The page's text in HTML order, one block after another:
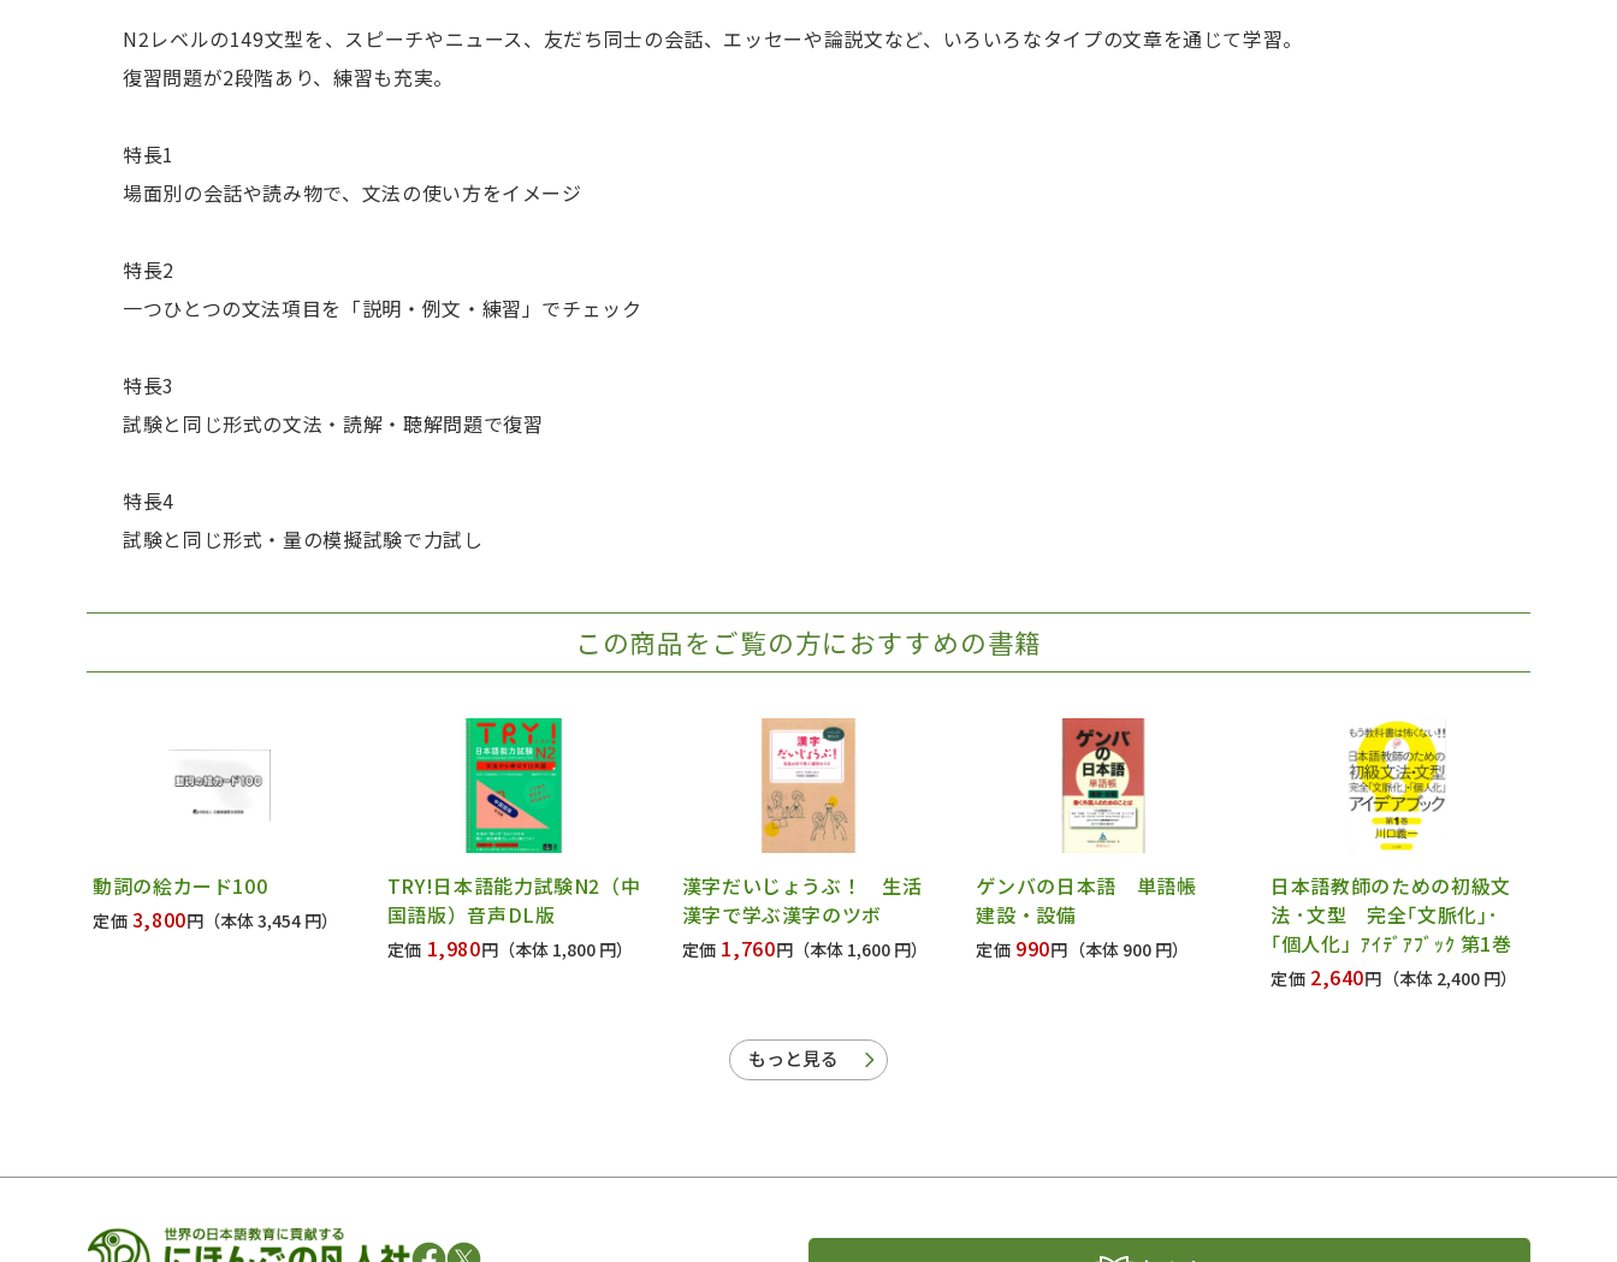
N2レベルの149文型を、スピーチやニュース、友だち同士の会話、エッセーや論説文など、いろいろなタイプの文章を通じて学習。
復習問題が2段階あり、練習も充実。
特長1
場面別の会話や読み物で、文法の使い方をイメージ
特長2
一つひとつの文法項目を「説明・例文・練習」でチェック
特長3
試験と同じ形式の文法・読解・聴解問題で復習
特長4
試験と同じ形式・量の模擬試験で力試し
この商品をご覧の方におすすめの書籍
動詞の絵カード100
定価 3,800円 （本体 3,454 円）
TRY!日本語能力試験N2（中
国語版）音声DL版
定価 1,980円 （本体 1,800 円）
漢字だいじょうぶ！ 生活
漢字で学ぶ漢字のツボ
定価 1,760円 （本体 1,600 円）
ゲンバの日本語 単語帳
建設・設備
定価 990円 （本体 900 円）
日本語教師のための初級文
法 ･文型 完全｢文脈化｣･
｢個人化」ｱｲﾃﾞｱﾌﾞｯｸ 第1巻
定価 2,640円 （本体 2,400 円）
もっと見る